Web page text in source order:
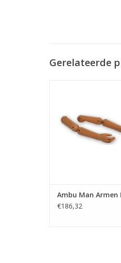
Gerelateerde
Ambu Man Armen
€186,32